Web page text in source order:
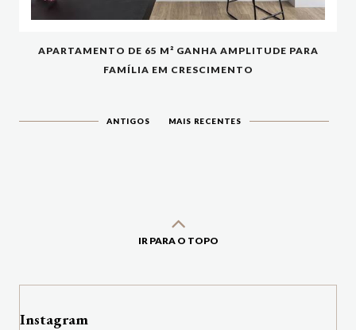
APARTAMENTO DE 65 M² GANHA AMPLITUDE PARA
FAMÍLIA EM CRESCIMENTO
ANTIGOS MAIS RECENTES
IR PARA O TOPO
Instagram